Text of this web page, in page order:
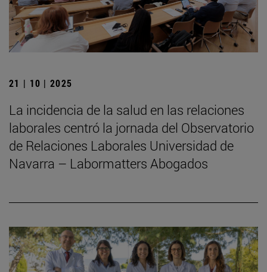
21 | 10 | 2025
La incidencia de la salud en las relaciones
laborales centró la jornada del Observatorio
de Relaciones Laborales Universidad de
Navarra – Labormatters Abogados